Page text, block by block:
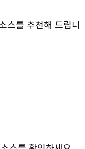
스를 추천해 드립니